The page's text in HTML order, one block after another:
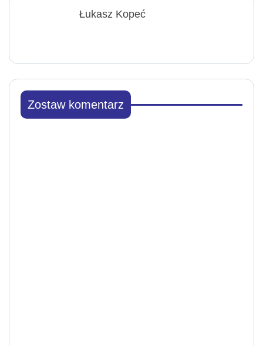
Łukasz Kopeć
Zostaw komentarz